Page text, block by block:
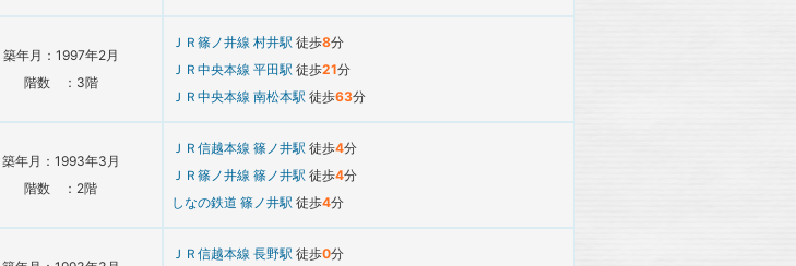
築年月：1997年2月
階数 ：3階
ＪＲ篠ノ井線 村井駅 徒歩8分
ＪＲ中央本線 平田駅 徒歩21分
ＪＲ中央本線 南松本駅 徒歩63分
築年月：1993年3月
階数 ：2階
ＪＲ信越本線 篠ノ井駅 徒歩4分
ＪＲ篠ノ井線 篠ノ井駅 徒歩4分
しなの鉄道 篠ノ井駅 徒歩4分
ＪＲ信越本線 長野駅 徒歩0分